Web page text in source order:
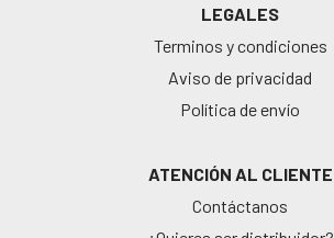
LEGALES
Terminos y condiciones
Aviso de privacidad
Política de envío
ATENCIÓN AL CLIENTE
Contáctanos